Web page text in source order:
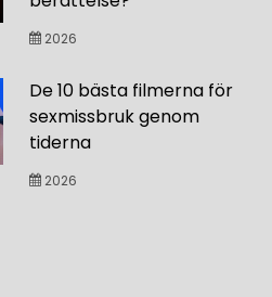
2026
De 10 bästa filmerna för
sexmissbruk genom
tiderna
2026